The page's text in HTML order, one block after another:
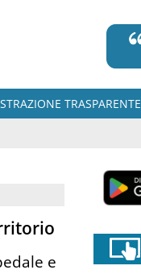
TRASPARENTE
e